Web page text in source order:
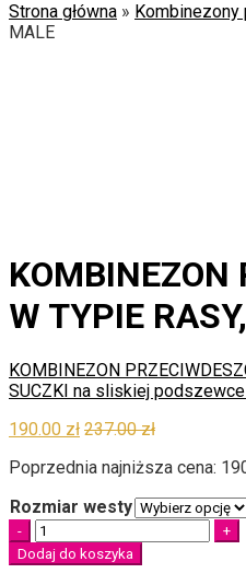
Strona główna »
MALE
KOMBINEZON
W TYPIE
KOMBINEZON
SUCZKI na sliskiej
190.00 zł 237.00zł
Poprzednia najniższa cena:
Rozmiar westy
Quantity
Dodaj do koszyka